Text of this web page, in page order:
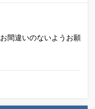
間違いのないようお願